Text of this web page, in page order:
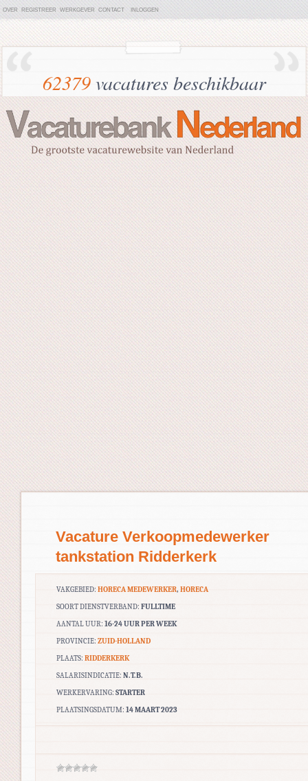
OVER REGISTREER WERKGEVER CONTACT INLOGGEN
62379vacatures beschikbaar
Vacature Verkoopmedewerker
tankstation Ridderkerk
VAKGEBIED: HORECA MEDEWERKER, HORECA
SOORT DIENSTVERBAND: FULLTIME
AANTAL UUR: 16-24 UUR PER WEEK
PROVINCIE: ZUID-HOLLAND
PLAATS: RIDDERKERK
SALARISINDICATIE: N.T.B.
WERKERVARING: STARTER
PLAATSINGSDATUM: 14 MAART 2023